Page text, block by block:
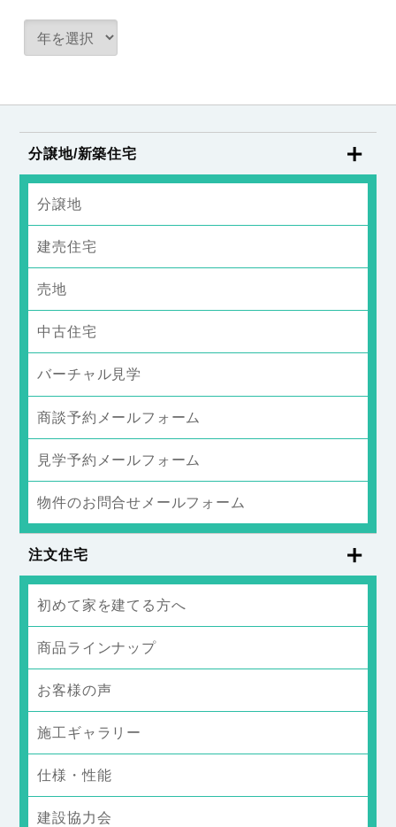
分譲地/新築住宅
分譲地
建売住宅
売地
中古住宅
バーチャル見学
商談予約メールフォーム
見学予約メールフォーム
物件のお問合せメールフォーム
注文住宅
初めて家を建てる方へ
商品ラインナップ
お客様の声
施工ギャラリー
仕様・性能
建設協力会